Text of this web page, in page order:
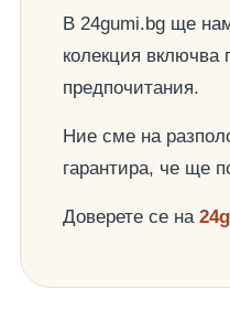
В 24gumi.bg ще
колекция включва
предпочитания.
Ние сме на
гарантира, че ще
Доверете се на